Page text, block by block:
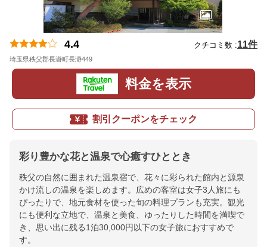
4.4 クチコミ数 :11件
埼玉県秩父郡長瀞町長瀞449
料金を表示
割引クーポンをチェック
彩り豊かな花と温泉で心癒すひととき
秩父の自然に囲まれた温泉宿で、花々に彩られた館内と源泉
かけ流しの温泉を楽しめます。広めの客室は女子3人旅にも
ぴったりで、地元食材を使った旬の料理プランも充実。観光
にも便利な立地で、温泉と美食、ゆったりした時間を満喫で
き、思い出に残る1泊30,000円以下の女子旅におすすめで
す。